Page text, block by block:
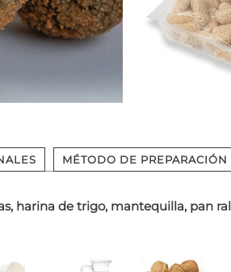
MÉTODO DE PREPARACIÓN
harina de trigo, mantequilla, pan